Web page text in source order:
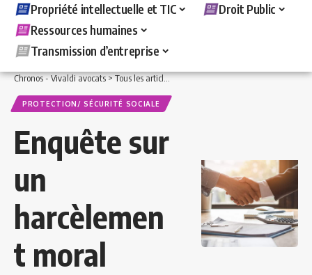
Propriété intellectuelle et TIC
Droit Public
Ressources humaines
Transmission d’entreprise
Chronos - Vivaldi avocats>Tous les articles >Ressources humaines>Protection/
PROTECTION/ SÉCURITÉ SOCIALE
Enquête sur
un
harcèlemen
t moral